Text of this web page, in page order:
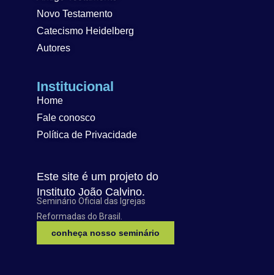
Novo Testamento
Catecismo Heidelberg
Autores
Institucional
Home
Fale conosco
Política de Privacidade
Este site é um projeto do
Instituto João Calvino.
Seminário Oficial das Igrejas
Reformadas do Brasil.
conheça nosso seminário